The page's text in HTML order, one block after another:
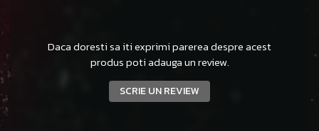
Daca doresti sa iti exprimi parerea despre acest
produs poti adauga un review.
SCRIE UN REVIEW